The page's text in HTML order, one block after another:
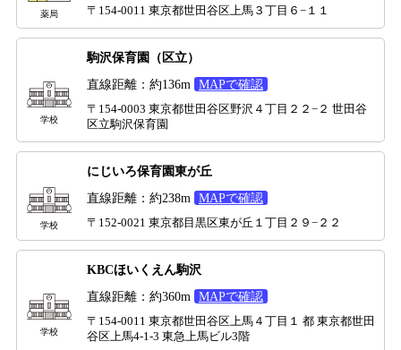
薬局 〒154-0011 東京都世田谷区上馬３丁目６−１１
学校
駒沢保育園（区立）
直線距離：約136m
MAPで確認
〒154-0003 東京都世田谷区野沢４丁目２２−２ 世田谷
区立駒沢保育園
学校
にじいろ保育園東が丘
直線距離：約238m
MAPで確認
〒152-0021 東京都目黒区東が丘１丁目２９−２２
学校
KBCほいくえん駒沢
直線距離：約360m
MAPで確認
〒154-0011 東京都世田谷区上馬４丁目１ 都 東京都世田
谷区上馬4-1-3 東急上馬ビル3階